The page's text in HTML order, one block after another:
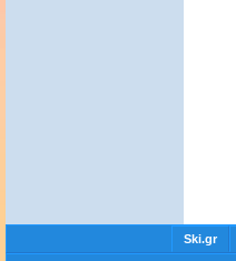
Ski.gr